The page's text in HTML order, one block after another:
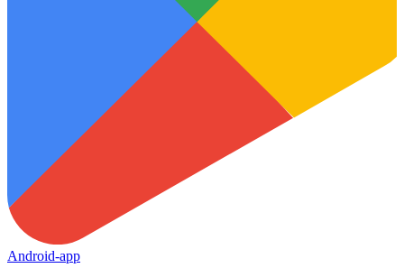
Android-app